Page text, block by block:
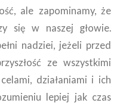
ale zapominamy, że
się w naszej głowie.
nadziei, jeżeli przed
ze wszystkimi
działaniami i ich
lepiej jak czas